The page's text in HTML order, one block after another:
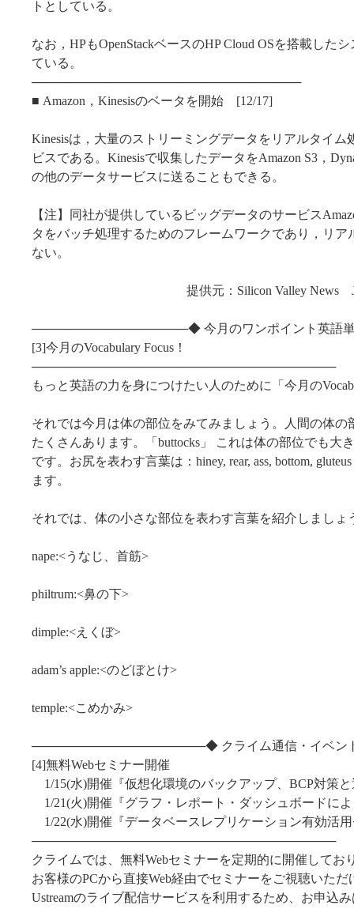
トとしている。
なお，HPもOpenStackベースのHP Cloud OSを搭載した
ている。
───────────────────────────────
■ Amazon，Kinesisのベータを開始 [12/17]
Kinesisは，大量のストリーミングデータをリアルタイム
ビスである。Kinesisで収集したデータをAmazon S3，
の他のデータサービスに送ることもできる。
【注】同社が提供しているビッグデータのサービス
タをバッチ処理するためのフレームワークであり，リア
ない。
提供元：Silicon Valley News Just
──────────────────◆ 今月のワンポイント英語
[3]今月のVocabulary Focus！
───────────────────────────────────
もっと英語の力を身につけたい人のために「今月の
それでは今月は体の部位をみてみましょう。人間の体の
たくさんあります。「buttocks」 これは体の部位でも大
です。お尻を表わす言葉は：hiney, rear, ass, bottom,
ます。
それでは、体の小さな部位を表わす言葉を紹介しましょ
nape:<うなじ、首筋>
philtrum:<鼻の下>
dimple:<えくぼ>
adam’s apple:<のどぼとけ>
temple:<こめかみ>
────────────────────◆ クライム通信・イベン
[4]無料Webセミナー開催
1/15(水)開催『仮想化環境のバックアップ、BCP対策
1/21(火)開催『グラフ・レポート・ダッシュボードに
1/22(水)開催『データベースレプリケーション有効活
───────────────────────────────────
クライムでは、無料Webセミナーを定期的に開催してお
お客様のPCから直接Web経由でセミナーをご視聴いただ
Ustreamのライブ配信サービスを利用するため、お申込